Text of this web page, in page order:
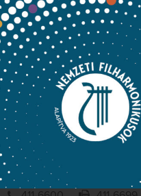
Közérdekű adatok
1095 Budapest,